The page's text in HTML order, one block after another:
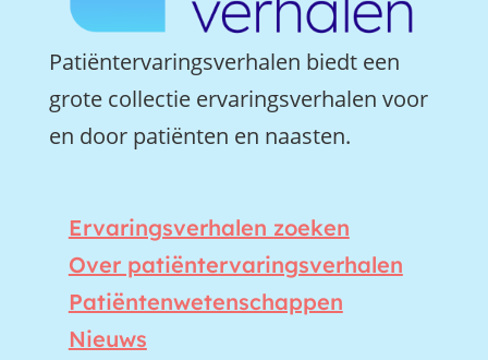
Patiëntervaringsverhalen biedt een
grote collectie ervaringsverhalen voor
en door patiënten en naasten.
Ervaringsverhalen zoeken
Over patiëntervaringsverhalen
Patiëntenwetenschappen
Nieuws